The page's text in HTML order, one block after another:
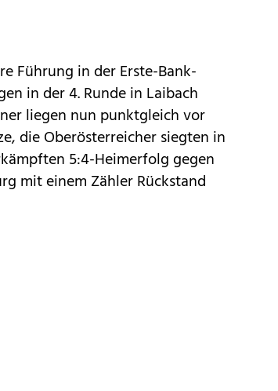
Führung in der Erste-Bank-
in der 4. Runde in Laibach
liegen nun punktgleich vor
die Oberösterreicher siegten in
5:4-Heimerfolg gegen
mit einem Zähler Rückstand